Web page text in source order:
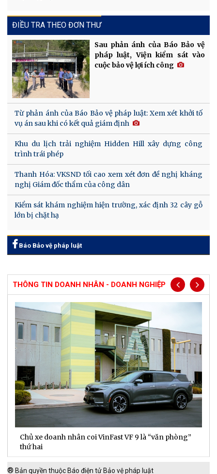
ĐIỀU TRA THEO ĐƠN THƯ
Sau phản ánh của Báo Bảo vệ
pháp luật, Viện kiểm sát vào
cuộc bảo vệ lợi ích công
Từ phản ánh của Báo Bảo vệ pháp luật: Xem xét khởi tố
vụ án sau khi có kết quả giám định
Khu du lịch trải nghiệm Hidden Hill xây dựng công
trình trái phép
Thanh Hóa: VKSND tối cao xem xét đơn đề nghị kháng
nghị Giám đốc thẩm của công dân
Kiểm sát khám nghiệm hiện trường, xác định 32 cây gỗ
lớn bị chặt hạ
Báo Bảo vệ pháp luật
THÔNG TIN DOANH NHÂN - DOANH NGHIỆP
Chủ xe doanh nhân coi VinFast VF 9 là “văn phòng”
thứ hai
® Bản quyền thuộc Báo điện tử Bảo vệ pháp luật